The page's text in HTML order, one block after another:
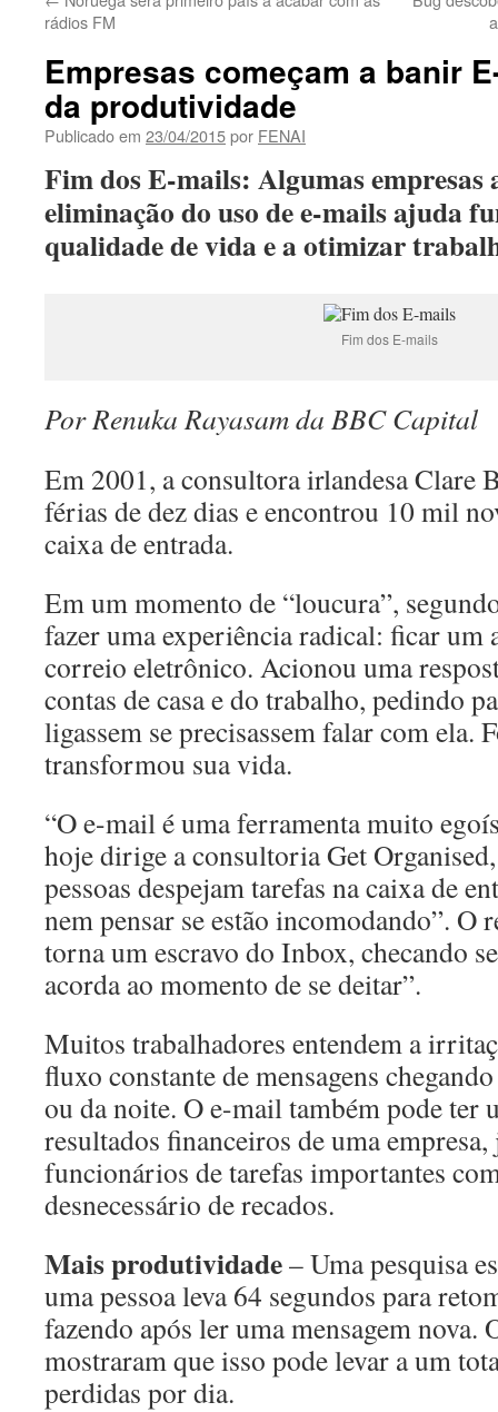
rádios FM
Empresas começam a banir
da produtividade
Publicado em 23/04/2015por FENAI
Fim dos E-mails: Algumas empresas
eliminação do uso de e-mails ajuda
qualidade de vida e a otimizar
Fim dos E-mails
Por Renuka Rayasam da BBC Capital
Em 2001, a consultora irlandesa Clare
férias de dez dias e encontrou 10 mil
caixa de entrada.
Em um momento de “loucura”,
fazer uma experiência radical: ficar um
correio eletrônico. Acionou uma
contas de casa e do trabalho, pedindo
ligassem se precisassem falar com ela.
transformou sua vida.
“O e-mail é uma ferramenta muito
hoje dirige a consultoria Get
pessoas despejam tarefas na caixa de
nem pensar se estão incomodando”. O
torna um escravo do Inbox, checando
acorda ao momento de se deitar”.
Muitos trabalhadores entendem a
fluxo constante de mensagens
ou da noite. O e-mail também pode ter
resultados financeiros de uma
funcionários de tarefas importantes
desnecessário de recados.
Mais produtividade– Uma pesquisa
uma pessoa leva 64 segundos para
fazendo após ler uma mensagem nova.
mostraram que isso pode levar a um
perdidas por dia.